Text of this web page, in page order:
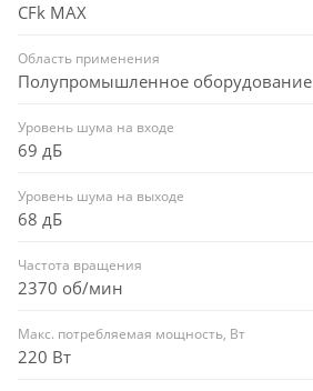
CFk MAX
Область применения
Полупромышленное оборудование
Уровень шума на входе
69 дБ
Уровень шума на выходе
68 дБ
Частота вращения
2370 об/мин
Макс. потребляемая мощность, Вт
220 Вт